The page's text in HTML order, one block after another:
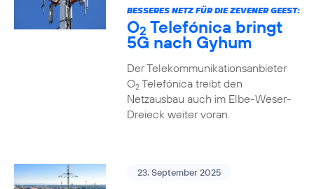
BESSERES NETZ FÜR DIE ZEVENER GEEST:
O2 Telefónica bringt
5G nach Gyhum
Der Telekommunikationsanbieter
O2Telefónica treibt den
Netzausbau auch im Elbe-Weser-
Dreieck weiter voran.
23. September 2025